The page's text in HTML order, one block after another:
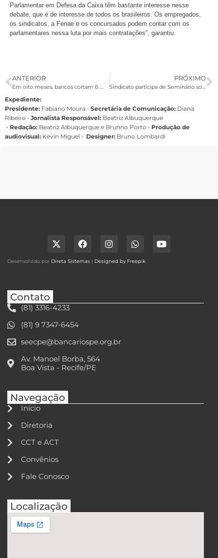
Parlamentar em Defesa da Caixa têm bastante interesse nesse
debate, que é de interesse de todos os brasileiros. Os empregados,
os sindicatos, a Fenae e os concursados podem contar com os
parlamentares nessa luta por mais contratações”, garantiu.
ANTERIOR
Em oito meses, bancos cortam 6 mil empregos
PRÓXIMO
Sindicato participa de Seminário sobre resistência negra
Expediente:
Presidente: Fabiano Moura • Secretária de Comunicação: Diana
Ribeiro • Jornalista Responsável: Beatriz Albuquerque
• Redação: Beatriz Albuquerque e Brunno Porto • Produção de
audiovisual: Kevin Miguel • Designer: Bruno Lombardi
Desenvolvido por Direta Sistemas | Designed by Freepik
Contato
(81) 3316-4233
(81) 9 7347-6454
seecpe@bancariospe.org.br
Av. Manoel Borba, 564
Boa Vista - Recife/PE
Navegação
Início
Diretoria
CCT e ACT
Convênios
Fale Conosco
Localização